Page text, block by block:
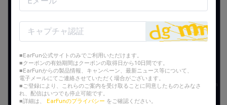
■EarFun公式サイトのみでご利用いただけます。
■クーポンの有効期間はクーポンの取得日から10日間です。
■EarFunからの製品情報、キャンペーン、最新ニュース等について、
電子メールにてご連絡させていただく場合がございます。
■ご登録により、これらのご案内を受け取ることに同意したものとみなさ
れ、配信はいつでも停止可能です。
■詳細は、 EarFunのプライバシー をご確認ください。